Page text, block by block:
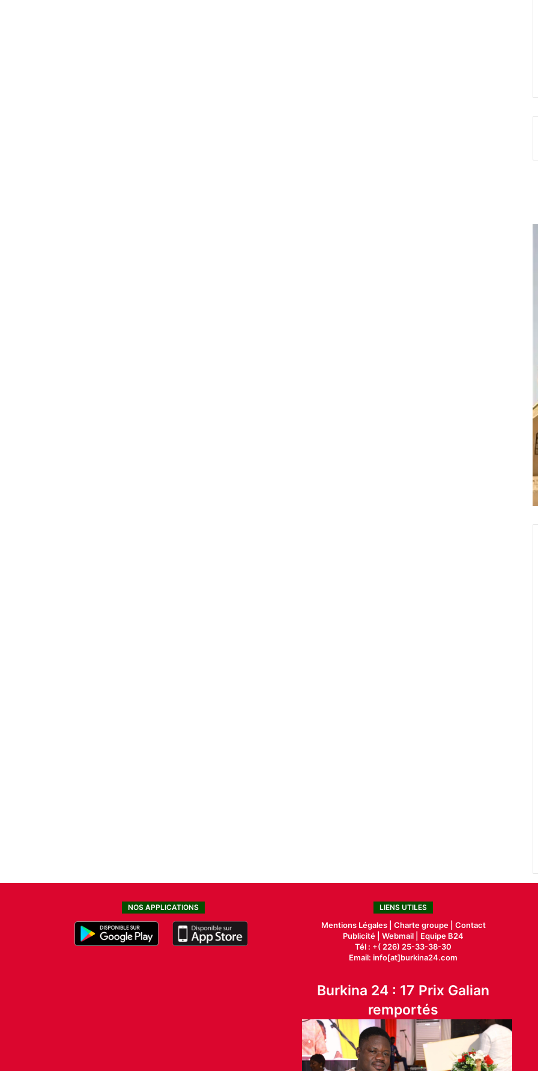
NOS APPLICATIONS LIENS UTILES
Mentions Légales | Charte groupe | Contact
Publicité |Webmail |
Equipe B24
Tél : +( 226) 25-33-38-30
Email: info[at]burkina24.com
Burkina 24 : 17 Prix Galian
remportés